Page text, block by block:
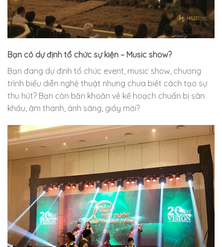
Bạn có dự định tổ chức sự kiện – Music show?
Bạn đang dự định tổ chức event, music show, chương
trình biểu diễn nghệ thuật nhưng chưa biết cách tạo sự
thu hút? Bạn còn băn khoăn về kế hoạch chuẩn bị sân
khấu, âm thanh, ánh sáng, giấy mời?